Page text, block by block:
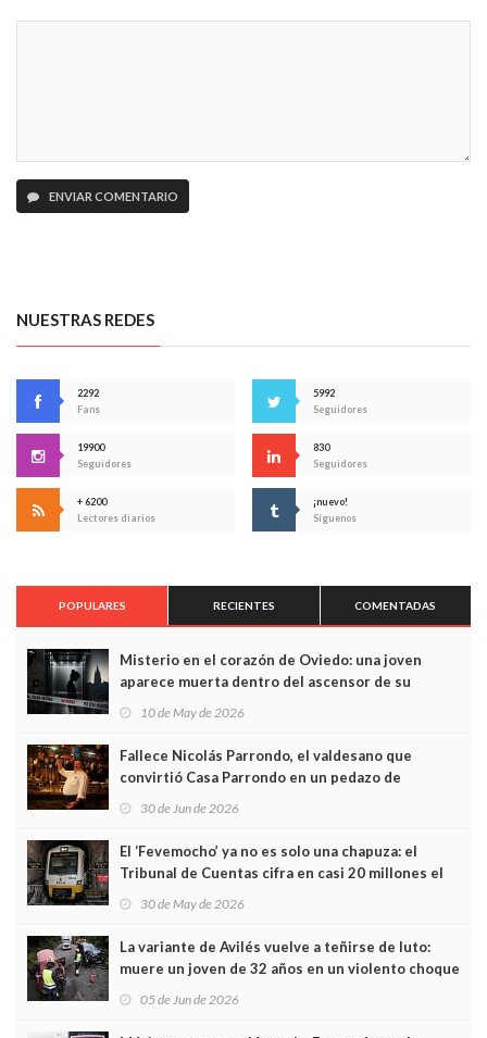
ENVIAR COMENTARIO
NUESTRAS REDES
2292
Fans
5992
Seguidores
19900
Seguidores
830
Seguidores
+ 6200
Lectores diarios
¡nuevo!
Síguenos
POPULARES RECIENTES COMENTADAS
Misterio en el corazón de Oviedo: una joven
aparece muerta dentro del ascensor de su
edificio y las cámaras captan sus últimos minutos
10 de May de 2026
Fallece Nicolás Parrondo, el valdesano que
convirtió Casa Parrondo en un pedazo de
Asturias en Madrid
30 de Jun de 2026
El ‘Fevemocho’ ya no es solo una chapuza: el
Tribunal de Cuentas cifra en casi 20 millones el
sobrecoste de los trenes que no cabían por los
30 de May de 2026
La variante de Avilés vuelve a teñirse de luto:
muere un joven de 32 años en un violento choque
frontal
05 de Jun de 2026